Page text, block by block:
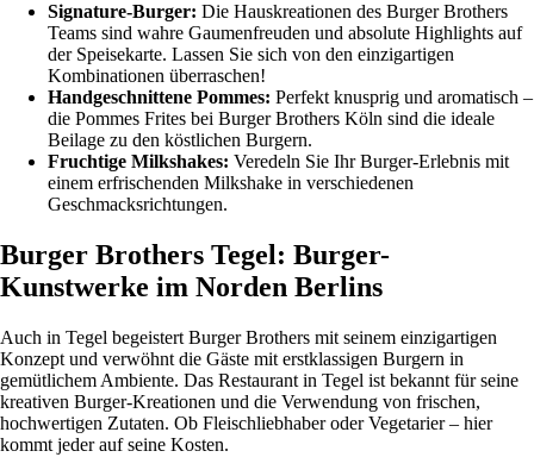
Signature-Burger: Die Hauskreationen des Burger Brothers
Teams sind wahre Gaumenfreuden und absolute Highlights auf
der Speisekarte. Lassen Sie sich von den einzigartigen
Kombinationen überraschen!
Handgeschnittene Pommes: Perfekt knusprig und aromatisch –
die Pommes Frites bei Burger Brothers Köln sind die ideale
Beilage zu den köstlichen Burgern.
Fruchtige Milkshakes: Veredeln Sie Ihr Burger-Erlebnis mit
einem erfrischenden Milkshake in verschiedenen
Geschmacksrichtungen.
Burger Brothers Tegel: Burger-
Kunstwerke im Norden Berlins
Auch in Tegel begeistert Burger Brothers mit seinem einzigartigen
Konzept und verwöhnt die Gäste mit erstklassigen Burgern in
gemütlichem Ambiente. Das Restaurant in Tegel ist bekannt für seine
kreativen Burger-Kreationen und die Verwendung von frischen,
hochwertigen Zutaten. Ob Fleischliebhaber oder Vegetarier – hier
kommt jeder auf seine Kosten.